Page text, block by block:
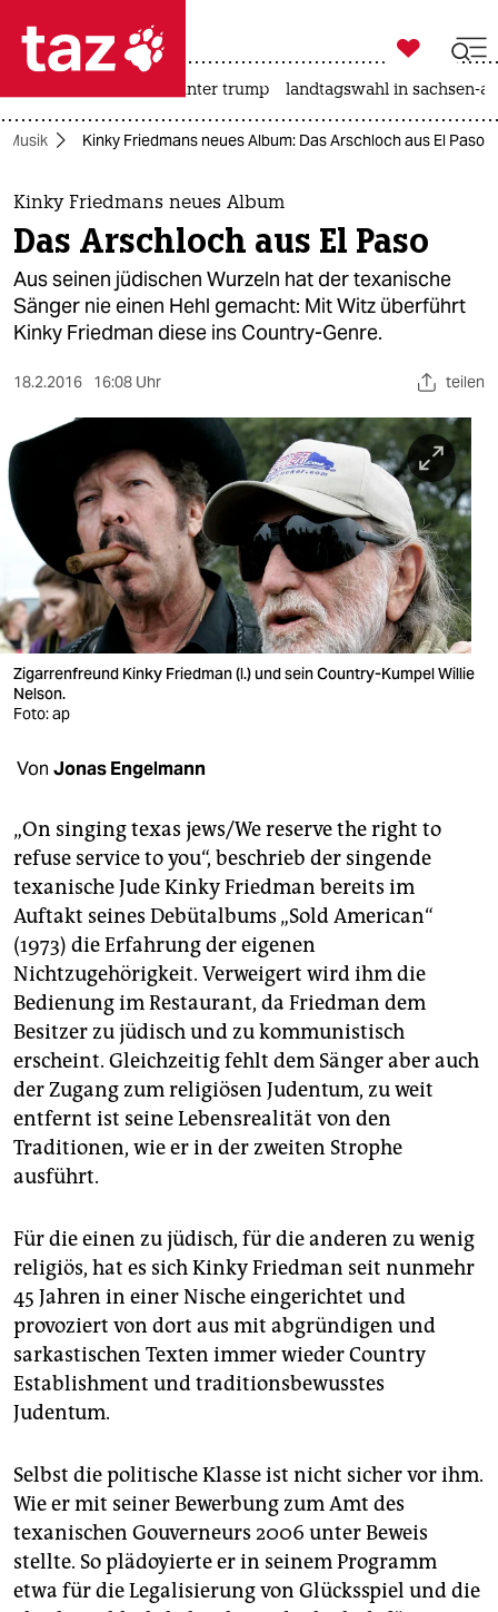
 taz zahl ich
taz zahl ich
themen
politik
öko
gesellschaft
sport
berlin
nord
wahrheit
verlag
verlag
shop
fragen & hilfe
unterstützen
abo
genossenschaft
epaper login

taz zahl ich
usa unter trump landtagswahl in sachsen-
Musik Kinky Friedmans neues Album: Das Arschloch aus El Paso
Kinky Friedmans neues Album
Das Arschloch aus El Paso
Aus seinen jüdischen Wurzeln hat der texanische
Sänger nie einen Hehl gemacht: Mit Witz überführt
Kinky Friedman diese ins Country-Genre.
18.2.2016 16:08 Uhr teilen
Zigarrenfreund Kinky Friedman (l.) und sein Country-Kumpel Willie
Nelson.
Foto: ap
Von Jonas Engelmann
„On singing texas jews/We reserve the right to
refuse service to you“, beschrieb der singende
texanische Jude Kinky Friedman bereits im
Auftakt seines Debütalbums „Sold American“
(1973) die Erfahrung der eigenen
Nichtzugehörigkeit. Verweigert wird ihm die
Bedienung im Restaurant, da Friedman dem
Besitzer zu jüdisch und zu kommunistisch
erscheint. Gleichzeitig fehlt dem Sänger aber auch
der Zugang zum religiösen Judentum, zu weit
entfernt ist seine Lebensrealität von den
Traditionen, wie er in der zweiten Strophe
ausführt.
Für die einen zu jüdisch, für die anderen zu wenig
religiös, hat es sich Kinky Friedman seit nunmehr
45 Jahren in einer Nische eingerichtet und
provoziert von dort aus mit abgründigen und
sarkastischen Texten immer wieder Country
Establishment und traditionsbewusstes
Judentum.
Selbst die politische Klasse ist nicht sicher vor ihm.
Wie er mit seiner Bewerbung zum Amt des
texanischen Gouverneurs 2006 unter Beweis
stellte. So plädoyierte er in seinem Programm
etwa für die Legalisierung von Glücksspiel und die